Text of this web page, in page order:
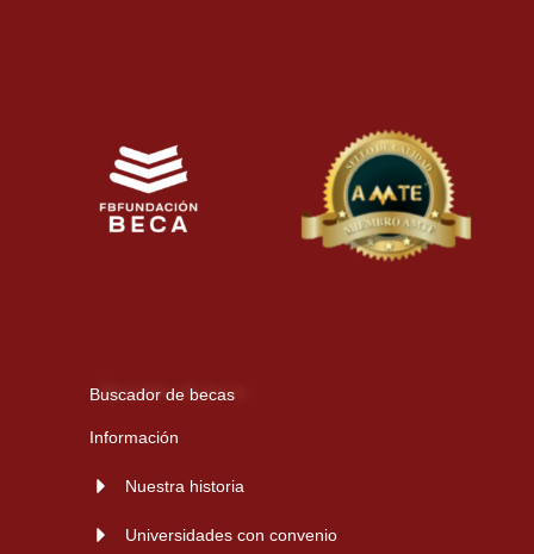
Buscador de becas
Información
Nuestra historia
Universidades con convenio